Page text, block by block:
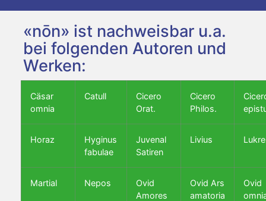
«nōn» ist nachweisbar u.a.
bei folgenden Autoren und
Werken:
Cäsar
omnia
Catull
Cicero
Orat.
Cicero
Philos.
Horaz
Hyginus
fabulae
Juvenal
Satiren
Livius
Martial Nepos
Ovid
Amores
Ovid Ars
amatoria
Ovid